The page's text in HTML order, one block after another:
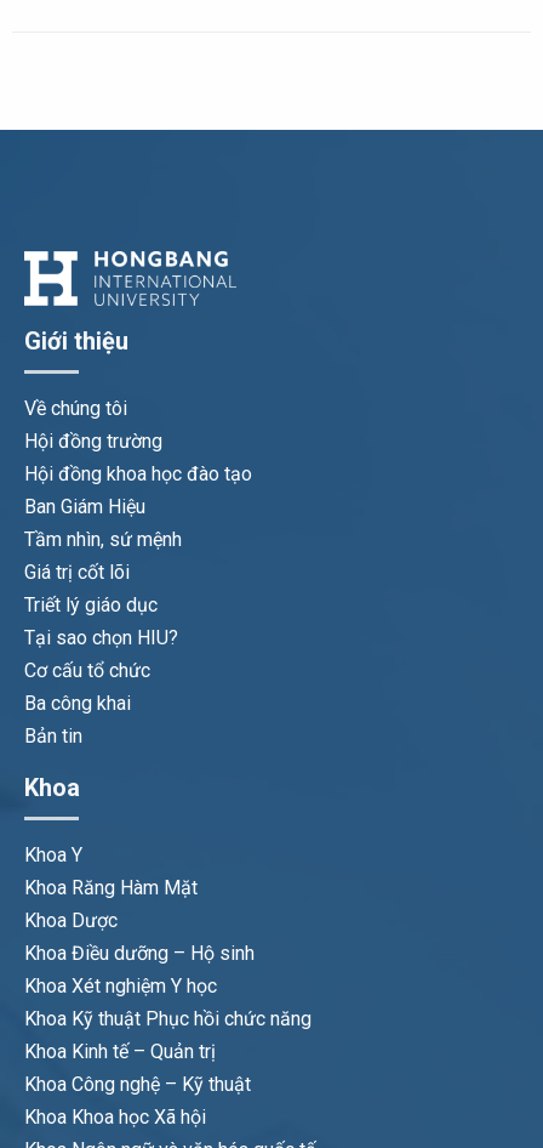
Giới thiệu
Về chúng tôi
Hội đồng trường
Hội đồng khoa học đào tạo
Ban Giám Hiệu
Tầm nhìn, sứ mệnh
Giá trị cốt lõi
Triết lý giáo dục
Tại sao chọn HIU?
Cơ cấu tổ chức
Ba công khai
Bản tin
Khoa
Khoa Y
Khoa Răng Hàm Mặt
Khoa Dược
Khoa Điều dưỡng – Hộ sinh
Khoa Xét nghiệm Y học
Khoa Kỹ thuật Phục hồi chức năng
Khoa Kinh tế – Quản trị
Khoa Công nghệ – Kỹ thuật
Khoa Khoa học Xã hội